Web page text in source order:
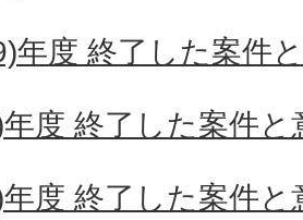
年度 終了した案件
度 終了した案件と
度 終了した案件と